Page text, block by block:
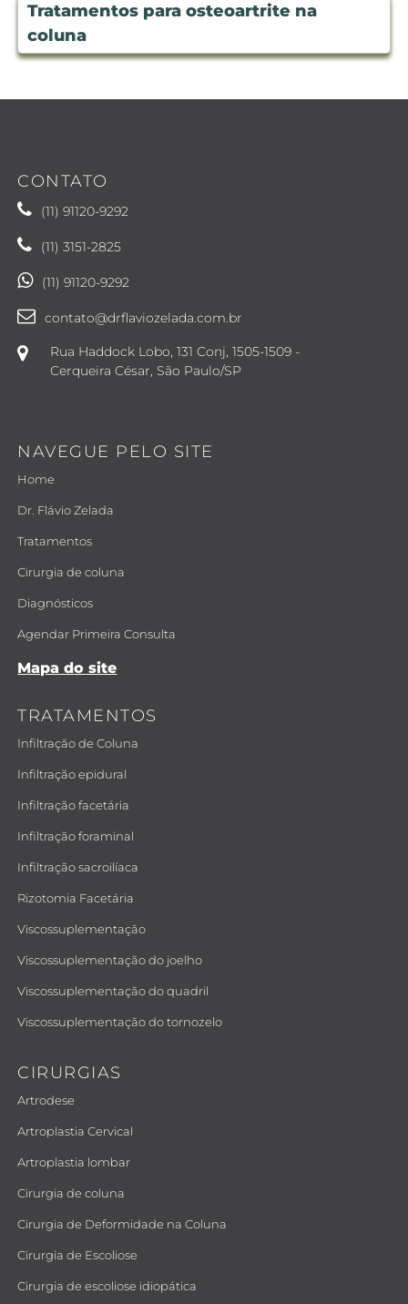
Tratamentos para osteoartrite na
coluna
CONTATO
(11) 91120-9292
(11) 3151-2825
(11) 91120-9292
contato@drflaviozelada.com.br
Rua Haddock Lobo, 131 Conj, 1505-1509 -
Cerqueira César, São Paulo/SP
NAVEGUE PELO SITE
Home
Dr. Flávio Zelada
Tratamentos
Cirurgia de coluna
Diagnósticos
Agendar Primeira Consulta
Mapa do site
TRATAMENTOS
Infiltração de Coluna
Infiltração epidural
Infiltração facetária
Infiltração foraminal
Infiltração sacroilíaca
Rizotomia Facetária
Viscossuplementação
Viscossuplementação do joelho
Viscossuplementação do quadril
Viscossuplementação do tornozelo
CIRURGIAS
Artrodese
Artroplastia Cervical
Artroplastia lombar
Cirurgia de coluna
Cirurgia de Deformidade na Coluna
Cirurgia de Escoliose
Cirurgia de escoliose idiopática